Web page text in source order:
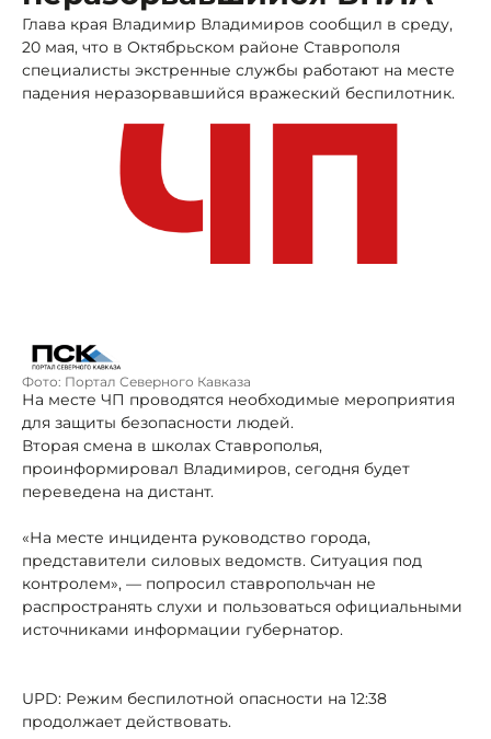
Глава края Владимир Владимиров сообщил в среду,
20 мая, что в Октябрьском районе Ставрополя
специалисты экстренные службы работают на месте
падения неразорвавшийся вражеский беспилотник.
Фото: Портал Северного Кавказа
На месте ЧП проводятся необходимые мероприятия
для защиты безопасности людей.
Вторая смена в школах Ставрополья,
проинформировал Владимиров, сегодня будет
переведена на дистант.
«На месте инцидента руководство города,
представители силовых ведомств. Ситуация под
контролем», — попросил ставропольчан не
распространять слухи и пользоваться официальными
источниками информации губернатор.
UPD: Режим беспилотной опасности на 12:38
продолжает действовать.